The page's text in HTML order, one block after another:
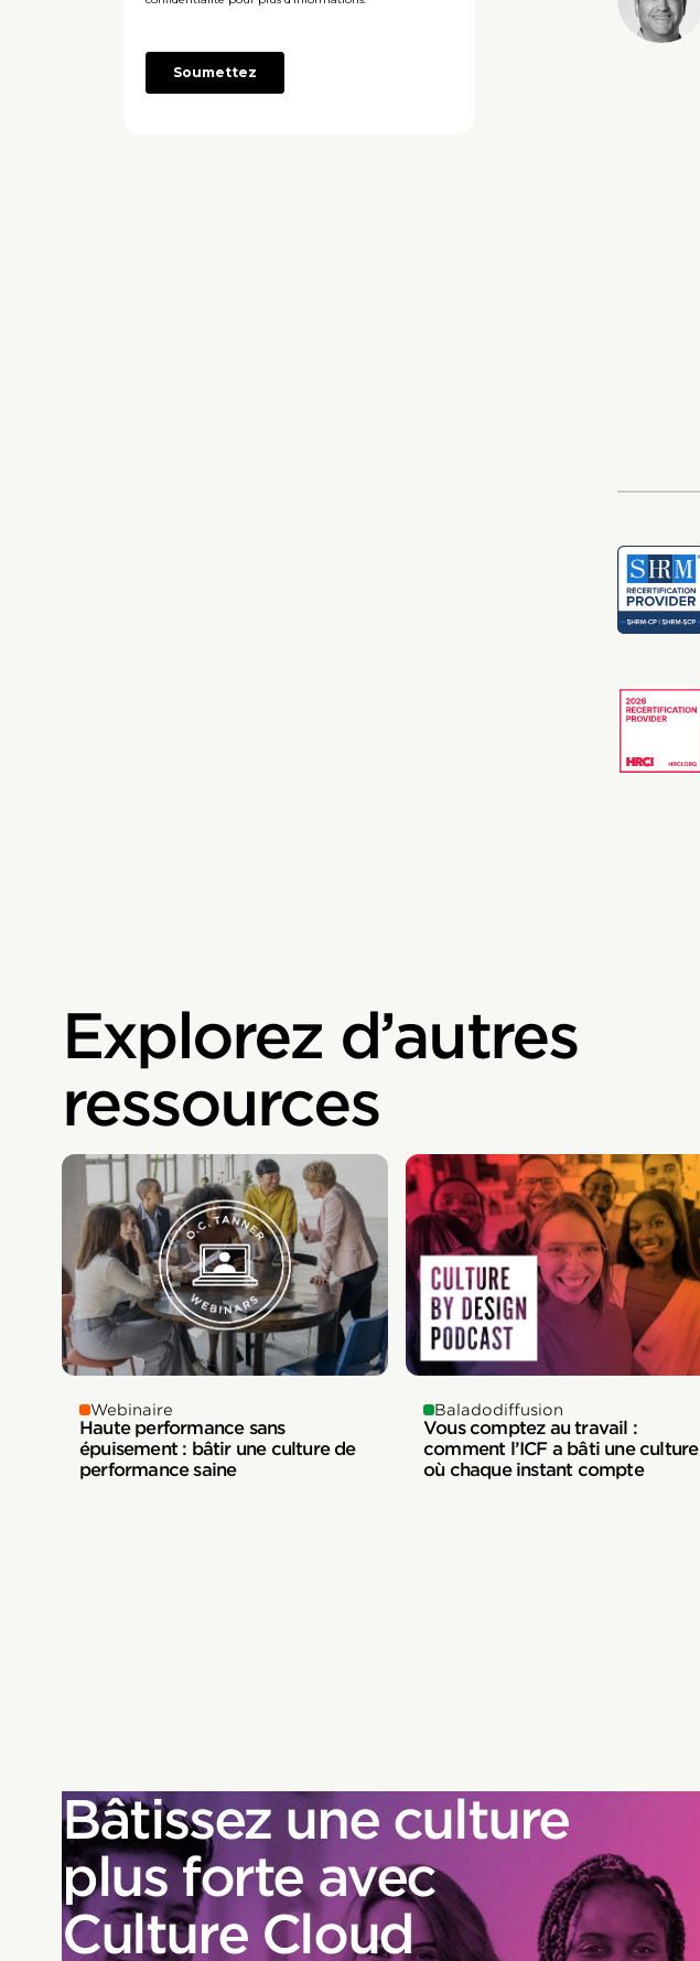
Explorez d’autres
ressources
Webinaire
Haute performance sans
épuisement : bâtir une culture de
performance saine
Baladodiffusion
Vous comptez au travail :
comment l’ICF a bâti une culture
où chaque instant compte
Bâtissez une culture
plus forte avec
Culture Cloud